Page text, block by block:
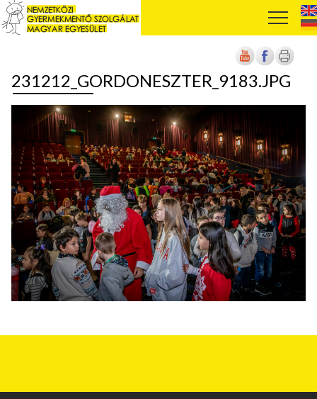
231212_GORDONESZTER_9183.JPG